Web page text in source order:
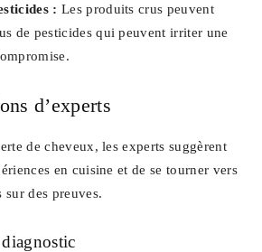
: Les produits crus peuvent
de pesticides qui peuvent irriter une
d’experts
de cheveux, les experts suggèrent
en cuisine et de se tourner vers
sur des preuves.